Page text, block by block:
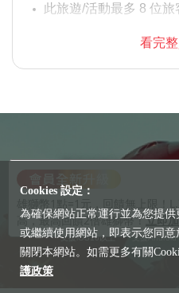
雄獅幣1點=1元，回饋無上限！
高，最高回饋2倍雄獅幣！立即
此旅遊/活動最多 8 位旅
看完
請下載雄獅旅遊
支援iOS10以上 支援Android
Cookies 設定：
為確保網站正常運行並為您提供
或繼續使用網站，即表示您同
關閉本網站。如需更多有關
護政策